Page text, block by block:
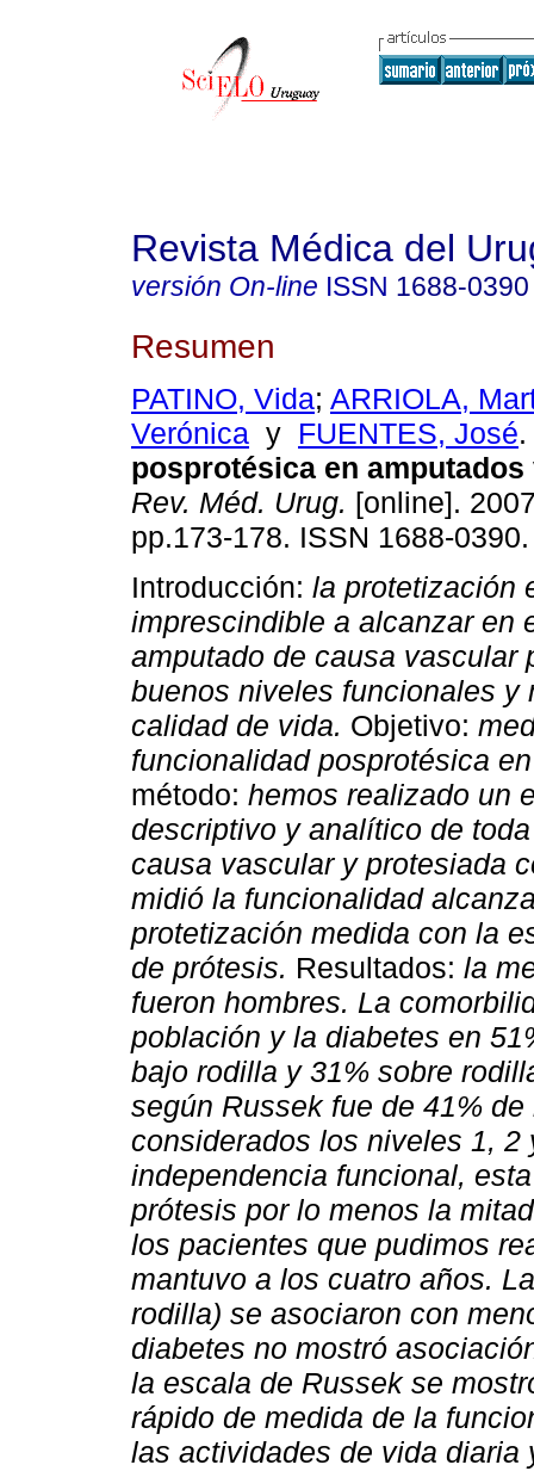
Revista Médica del
versión On-line ISSN 1688-0390
Resumen
PATINO, Vida; ARRIOLA,
Verónica y FUENTES, José.
posprotésica en
Rev. Méd. Urug. [online].
pp.173-178. ISSN 1688-0390.
Introducción: la protetización
imprescindible a alcanzar en
amputado de causa vascular
buenos niveles funcionales y
calidad de vida. Objetivo:
funcionalidad posprotésica
método: hemos realizado un
descriptivo y analítico de
causa vascular y protesiada
midió la funcionalidad
protetización medida con la
de prótesis. Resultados: la
fueron hombres. La
población y la diabetes en
bajo rodilla y 31% sobre
según Russek fue de 41%
considerados los niveles 1,
independencia funcional,
prótesis por lo menos la
los pacientes que pudimos
mantuvo a los cuatro años.
rodilla) se asociaron con
diabetes no mostró
la escala de Russek se
rápido de medida de la
las actividades de vida diaria